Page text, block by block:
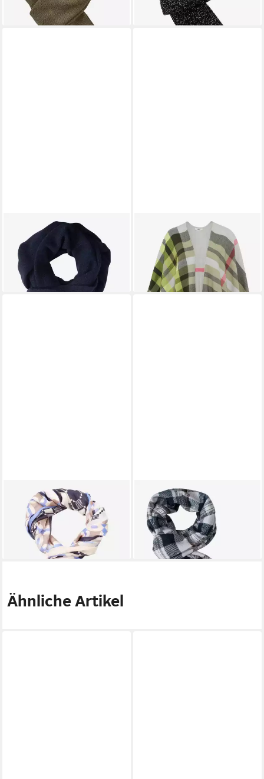
lieferbar - in 4-5 Werktagen bei dir
Modeschal Schal Style Quinto
ab 34,99 €
UVP 49,95 €
-30%
lieferbar - in 3-4 Werktagen bei dir
Modeschal STYLE.THEA
67,96 € UVP79,95 €
-15%
lieferbar - in 3-4 Werktagen bei dir
Schal
39,96 € UVP
-20%
lieferbar - in 4-5 Werktagen bei dir
BRAX
Modeschal Schal Style Quento
27,99 € UVP 39,95 €
-30%
lieferbar - in 3-4 Werktagen bei dir
Ähnliche Artikel